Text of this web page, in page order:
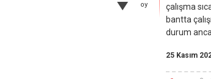
oy
çalışma
bantta
durum
25 Kasım